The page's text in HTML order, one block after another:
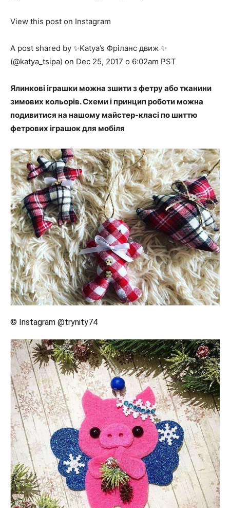
View this post on Instagram
A post shared by ✨Katya’s Фріланс движ ✨
(@katya_tsipa) on Dec 25, 2017 о 6:02am PST
Ялинкові іграшки можна зшити з фетру або тканини
зимових кольорів. Схеми і принцип роботи можна
подивитися на нашому майстер-класі по шиттю
фетрових іграшок для мобіля
© Instagram @trynity74